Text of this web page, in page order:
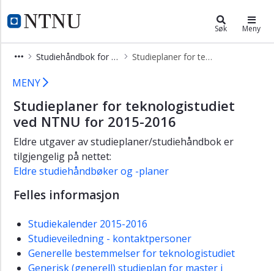
NTNU Hjemmeside
Studier Søk Meny
Studiehåndbok for teknologi Studieplaner for teknologi 2015-2016
Studieplaner for teknologi 2015-
×
Søk
opptak
Emnesøk
Studiehåndbøker
og
studieplaner
Studieavgift
MENY
Studieplaner for teknologistudiet
ved NTNU for 2015-2016
Eldre utgaver av studieplaner/studiehåndbok er
tilgjengelig på nettet:
Eldre studiehåndbøker og -planer
Felles informasjon
Studiekalender 2015-2016
Studieveiledning - kontaktpersoner
Generelle bestemmelser for teknologistudiet
Generisk (generell) studieplan for master i